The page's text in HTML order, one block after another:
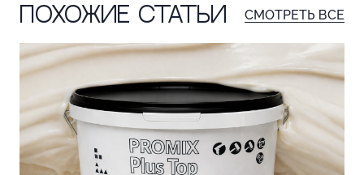
Похожие статьи СМОТРЕТЬ ВСЕ